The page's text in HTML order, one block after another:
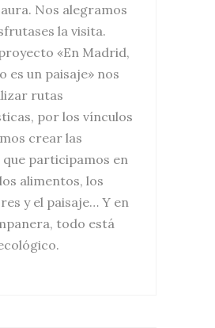
Nos alegramos
la visita.
«En Madrid,
es un paisaje» nos
rutas
por los vínculos
crear las
que participamos en
alimentos, los
y el paisaje… Y en
todo está